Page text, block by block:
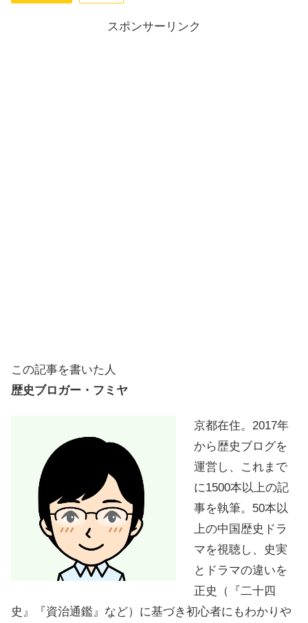
スポンサーリンク
この記事を書いた人
歴史ブロガー・フミヤ
京都在住。2017年
から歴史ブログを
運営し、これまで
に1500本以上の記
事を執筆。50本以
上の中国歴史ドラ
マを視聴し、史実
とドラマの違いを
正史（『二十四
史』『資治通鑑』など）に基づき初心者にもわかりや